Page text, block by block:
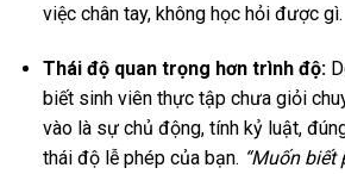
việc chân tay, không học hỏi được gì.
Thái độ quan trọng hơn trình độ:
biết sinh viên thực tập chưa giỏi
vào là sự chủ động, tính kỷ luật,
thái độ lễ phép của bạn. “Muốn